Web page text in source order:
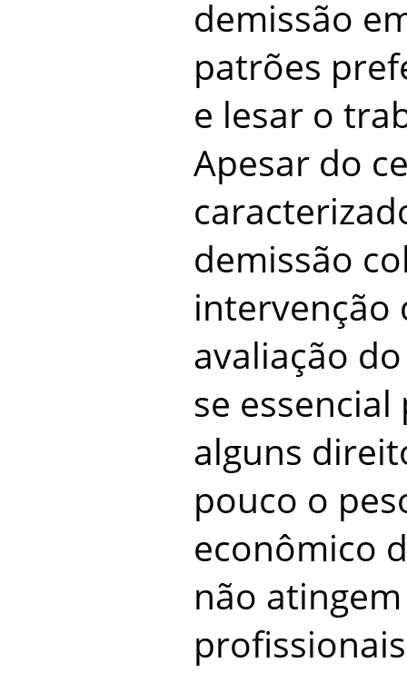
demissão
patrões
e lesar o
Apesar do
demissão
intervenção
avaliação
se
alguns
pouco o
econômico
não